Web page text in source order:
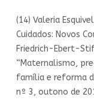
(14) Valeria
Cuidados: Novos
Friedrich-Ebert-
“Maternalismo,
família e reforma
nº 3, outono de